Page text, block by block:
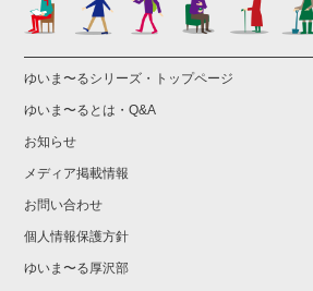
ゆいま〜るシリーズ・トップページ
ゆいま〜るとは・Q&A
お知らせ
メディア掲載情報
お問い合わせ
個人情報保護方針
ゆいま〜る厚沢部